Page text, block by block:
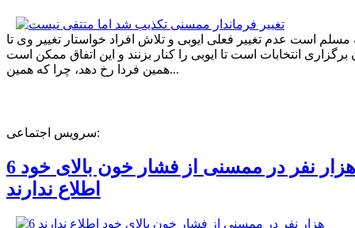
مسلم است عدم تغییر فعلی ایوبی و تلاش افراد خواستار تغییر وی تا
برگزاری انتخابات است تا ایوبی را کنار بزنند و این اتفاق ممکن است
همین فردا رخ دهد، چرا که همین...
سرویس اجتماعی:
6 هزار نفر در ممسنی از فشار خون بالای خود
اطلاع ندارند